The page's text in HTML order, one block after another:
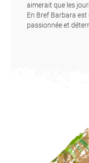
aimerait que les
En Bref Barbara
passionnée et